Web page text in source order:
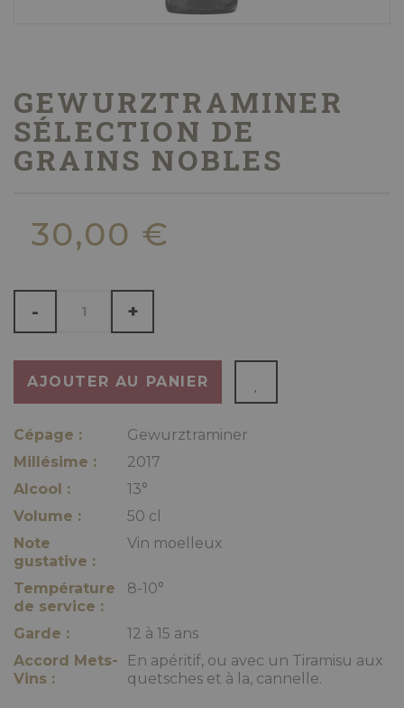
GEWURZTRAMINER
SÉLECTION DE
GRAINS NOBLES
30,00 €
- +
AJOUTER AU PANIER
Cépage :
Gewurztraminer
Millésime :
2017
Alcool :
13°
Volume :
50 cl
Note
gustative :
Vin moelleux
Température
de service :
8-10°
Garde :
12 à 15 ans
Accord Mets-
Vins :
En apéritif, ou avec un Tiramisu aux
quetsches et à la, cannelle.